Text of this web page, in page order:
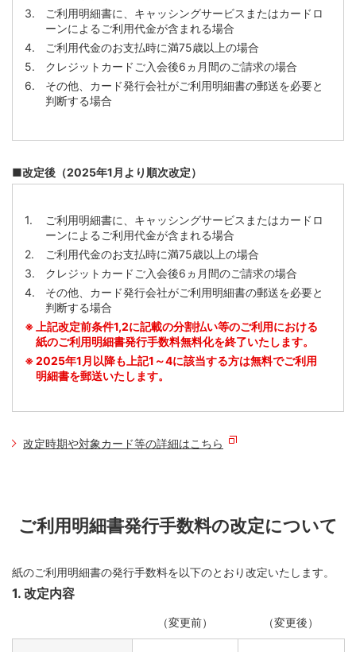
ご利用明細書に、キャッシングサービスまたはカードロ
ーンによるご利用代金が含まれる場合
ご利用代金のお支払時に満75歳以上の場合
クレジットカードご入会後6ヵ月間のご請求の場合
その他、カード発行会社がご利用明細書の郵送を必要と
判断する場合
■改定後（2025年1月より順次改定）
ご利用明細書に、キャッシングサービスまたはカードロ
ーンによるご利用代金が含まれる場合
ご利用代金のお支払時に満75歳以上の場合
クレジットカードご入会後6ヵ月間のご請求の場合
その他、カード発行会社がご利用明細書の郵送を必要と
判断する場合
上記改定前条件1,2に記載の分割払い等のご利用における
紙のご利用明細書発行手数料無料化を終了いたします。
2025年1月以降も上記1～4に該当する方は無料でご利用
明細書を郵送いたします。
改定時期や対象カード等の詳細はこちら
ご利用明細書発行手数料の改定について
紙のご利用明細書の発行手数料を以下のとおり改定いたします。
1. 改定内容
（変更前） （変更後）